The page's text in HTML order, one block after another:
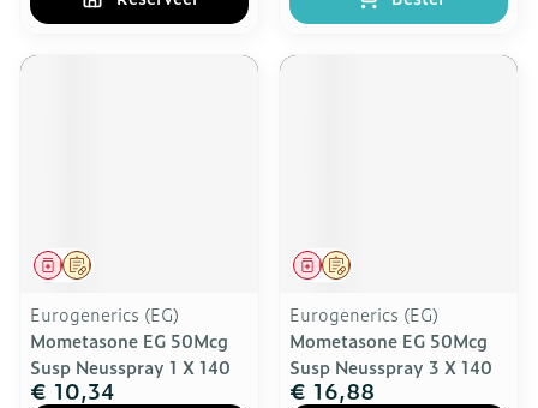
Op voorschrift
Geneesmiddel
Eurogenerics (EG)
Mometasone EG 50Mcg
Susp Neusspray 1 X 140
€ 10,34
Op voorschrift
Geneesmiddel
Eurogenerics (EG)
Mometasone EG 50Mcg
Susp Neusspray 3 X 140
€ 16,88